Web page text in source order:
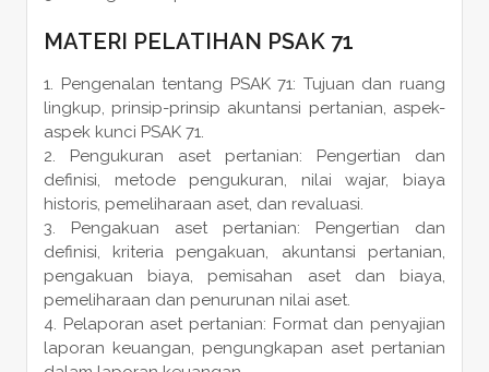
MATERI PELATIHAN PSAK 71
Pengenalan tentang PSAK 71: Tujuan dan ruang
lingkup, prinsip-prinsip akuntansi pertanian, aspek-
aspek kunci PSAK 71.
Pengukuran aset pertanian: Pengertian dan
definisi, metode pengukuran, nilai wajar, biaya
historis, pemeliharaan aset, dan revaluasi.
Pengakuan aset pertanian: Pengertian dan
definisi, kriteria pengakuan, akuntansi pertanian,
pengakuan biaya, pemisahan aset dan biaya,
pemeliharaan dan penurunan nilai aset.
Pelaporan aset pertanian: Format dan penyajian
laporan keuangan, pengungkapan aset pertanian